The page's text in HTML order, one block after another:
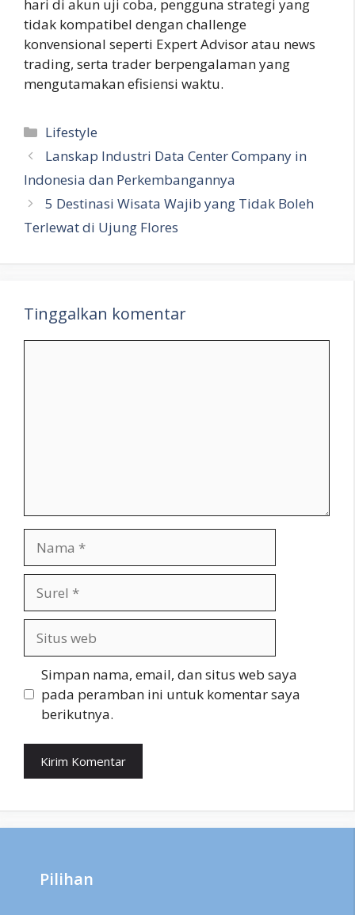
hari di akun uji coba, pengguna strategi yang
tidak kompatibel dengan challenge
konvensional seperti Expert Advisor atau news
trading, serta trader berpengalaman yang
mengutamakan efisiensi waktu.
Kategori
Lifestyle
Lanskap Industri Data Center Company in
Indonesia dan Perkembangannya
5 Destinasi Wisata Wajib yang Tidak Boleh
Terlewat di Ujung Flores
Tinggalkan komentar
web
Simpan nama, email, dan situs web saya
pada peramban ini untuk komentar saya
berikutnya.
Pilihan